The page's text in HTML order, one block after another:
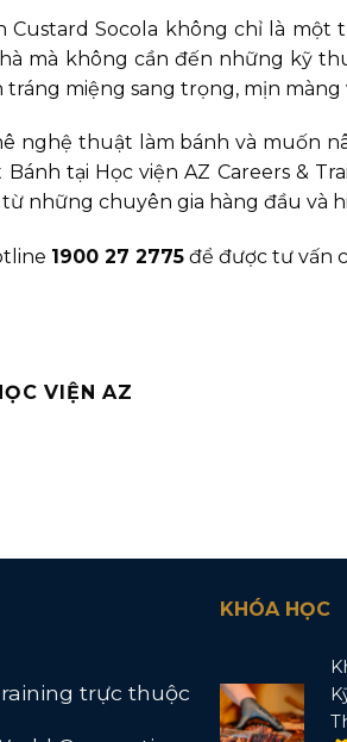
Custard Socola không chỉ là
mà không cần đến những kỹ
miệng sang trọng, mịn màng
nghệ thuật làm bánh và muốn
tại Học viện AZ Careers &
những chuyên gia hàng đầu và
1900 27 2775 để được tư vấn
VIỆN AZ
trực thuộc
KHÓA HỌC